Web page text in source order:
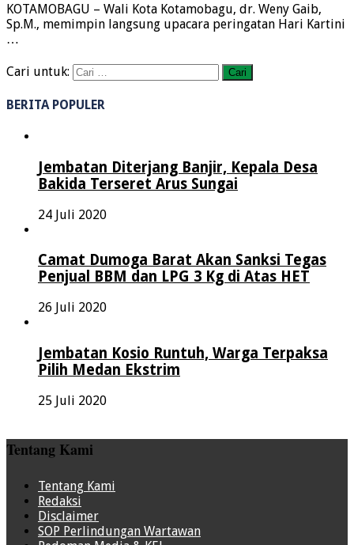
KOTAMOBAGU – Wali Kota Kotamobagu, dr. Weny Gaib,
Sp.M., memimpin langsung upacara peringatan Hari Kartini
…
Cari untuk:
BERITA POPULER
Jembatan Diterjang Banjir, Kepala Desa
Bakida Terseret Arus Sungai
24 Juli 2020
Camat Dumoga Barat Akan Sanksi Tegas
Penjual BBM dan LPG 3 Kg di Atas HET
26 Juli 2020
Jembatan Kosio Runtuh, Warga Terpaksa
Pilih Medan Ekstrim
25 Juli 2020
Tentang Kami
Tentang Kami
Redaksi
Disclaimer
SOP Perlindungan Wartawan